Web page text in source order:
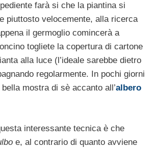
farà si che la piantina si
piuttosto velocemente, alla ricerca
il germoglio comincerà a
togliete la copertura di cartone
alla luce (l’ideale sarebbe dietro
regolarmente. In pochi giorni
mostra di sè accanto all’albero
interessante tecnica è che
e, al contrario di quanto avviene